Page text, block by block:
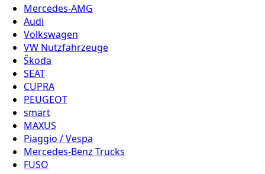
Mercedes-AMG
Audi
Volkswagen
VW Nutzfahrzeuge
Škoda
SEAT
CUPRA
PEUGEOT
smart
MAXUS
Piaggio / Vespa
Mercedes-Benz Trucks
FUSO